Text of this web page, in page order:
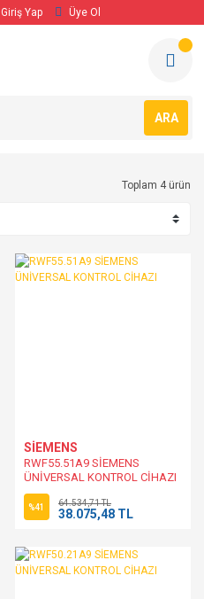
Giriş Yap Üye Ol
ARA
Toplam 4 ürün
SİEMENS
RWF55.51A9 SİEMENS
ÜNİVERSAL KONTROL CİHAZI
%41 64.534,71 TL
38.075,48 TL